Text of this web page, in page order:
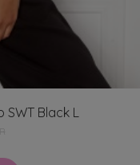
SWT Black L